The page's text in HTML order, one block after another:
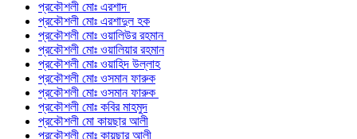
প্রকৌশলী মোঃ এরশাদ
প্রকৌশলী মোঃ এরশাদুল হক
প্রকৌশলী মোঃ ওয়ালিউর রহমান
প্রকৌশলী মোঃ ওয়ালিয়ার রহমান
প্রকৌশলী মোঃ ওয়াহিদ উল্লাহ
প্রকৌশলী মোঃ ওসমান ফারুক
প্রকৌশলী মোঃ ওসমান ফারুক
প্রকৌশলী মোঃ কবির মাহমুদ
প্রকৌশলী মো কায়ছার আলী
প্রকৌশলী মোঃ কায়ছার আলী